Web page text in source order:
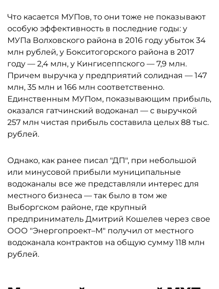
Что касается МУПов, то они тоже не показывают
особую эффективность в последние годы: у
МУПа Волховского района в 2016 году убыток 34
млн рублей, у Бокситогорского района в 2017
году — 2,4 млн, у Кингисеппского — 7,9 млн.
Причем выручка у предприятий солидная — 147
млн, 35 млн и 166 млн соответственно.
Единственным МУПом, показывающим прибыль,
оказался гатчинский водоканал — с выручкой
257 млн чистая прибыль составила целых 88 тыс.
рублей.
Однако, как ранее писал "ДП", при небольшой
или минусовой прибыли муниципальные
водоканалы все же представляли интерес для
местного бизнеса — так было в том же
Выборгском районе, где крупный
предприниматель Дмитрий Кошелев через свое
ООО "Энергопроект–М" получил от местного
водоканала контрактов на общую сумму 118 млн
рублей.